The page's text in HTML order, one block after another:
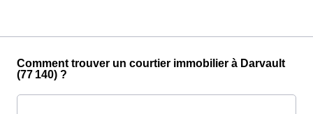
Comment trouver un courtier immobilier à Darvault
(77 140) ?